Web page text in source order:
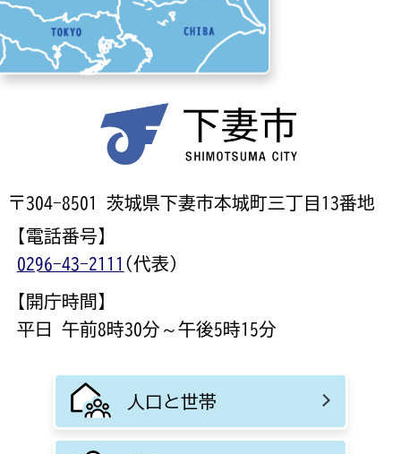
〒304-8501 茨城県下妻市本城町三丁目13番地
【電話番号】
0296-43-2111 (代表)
【開庁時間】
平日 午前8時30分～午後5時15分
人口と世帯